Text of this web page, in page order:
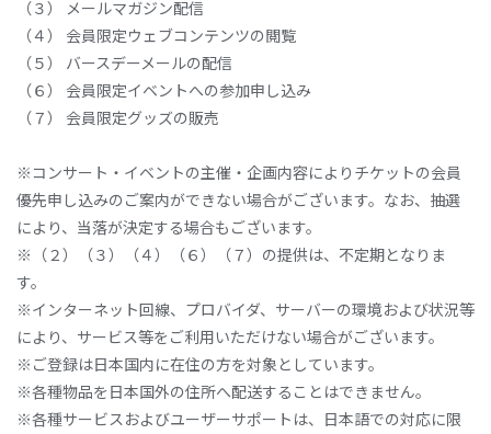
（３） メールマガジン配信
（４） 会員限定ウェブコンテンツの閲覧
（５） バースデーメールの配信
（６） 会員限定イベントへの参加申し込み
（７） 会員限定グッズの販売
※コンサート・イベントの主催・企画内容によりチケットの会員
優先申し込みのご案内ができない場合がございます。なお、抽選
により、当落が決定する場合もございます。
※（２）（３）（４）（６）（７）の提供は、不定期となりま
す。
※インターネット回線、プロバイダ、サーバーの環境および状況等
により、サービス等をご利用いただけない場合がございます。
※ご登録は日本国内に在住の方を対象としています。
※各種物品を日本国外の住所へ配送することはできません。
※各種サービスおよびユーザーサポートは、日本語での対応に限